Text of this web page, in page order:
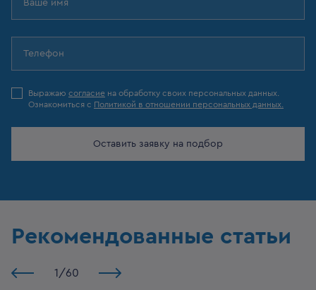
Выражаю согласие на обработку своих персональных данных.
Ознакомиться с Политикой в отношении персональных данных.
Оставить заявку на подбор
Рекомендованные статьи
1 /60